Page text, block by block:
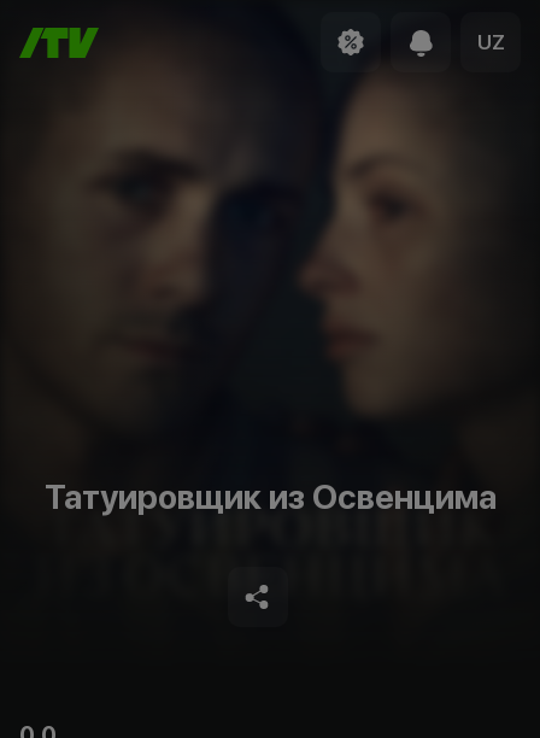
UZ
Татуировщик из Освенцима